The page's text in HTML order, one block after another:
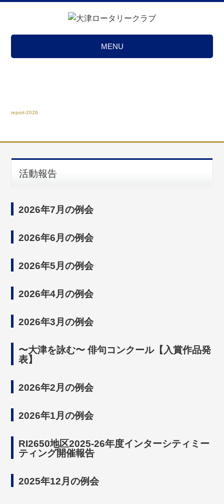
MENU
report-2026
活動報告
2026年7月の例会
2026年6月の例会
2026年5月の例会
2026年4月の例会
2026年3月の例会
〜大津を詠む〜 俳句コンクール【入賞作品発
表】
2026年2月の例会
2026年1月の例会
RI2650地区2025-26年度インターシティミー
ティング開催報告
2025年12月の例会